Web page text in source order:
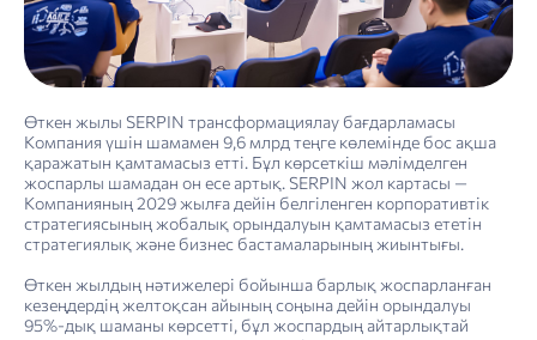
Өткен жылы SERPIN трансформациялау бағдарламасы
Компания үшін шамамен 9,6 млрд теңге көлемінде бос ақша
қаражатын қамтамасыз етті. Бұл көрсеткіш мәлімделген
жоспарлы шамадан он есе артық. SERPIN жол картасы —
Компанияның 2029 жылға дейін белгіленген корпоративтік
стратегиясының жобалық орындалуын қамтамасыз ететін
стратегиялық және бизнес бастамаларының жиынтығы.
Өткен жылдың нәтижелері бойынша барлық жоспарланған
кезеңдердің желтоқсан айының соңына дейін орындалуы
95%-дық шаманы көрсетті, бұл жоспардың айтарлықтай